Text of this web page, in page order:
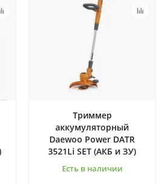
Триммер
аккумуляторный
Daewoo Power DATR
3521Li SET (АКБ и ЗУ)
Есть в наличии